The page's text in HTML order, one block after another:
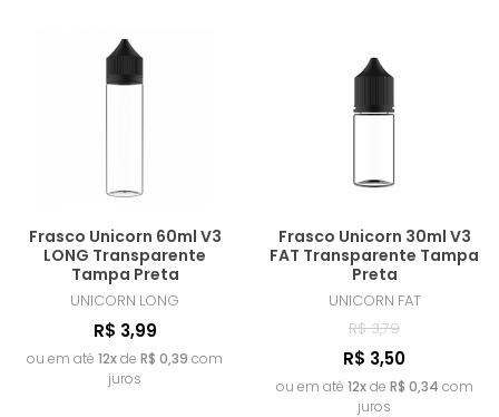
MENOR PREÇO
MAIOR PREÇO
Frasco Unicorn 60ml V3
LONG Transparente
Tampa Preta
UNICORN LONG
R$ 3,99
ou em até 12xde R$ 0,39 com
juros
Frasco Unicorn 30ml V3
FAT Transparente Tampa
Preta
UNICORN FAT
R$ 3,79
R$ 3,50
ou em até 12xde R$ 0,34 com
juros